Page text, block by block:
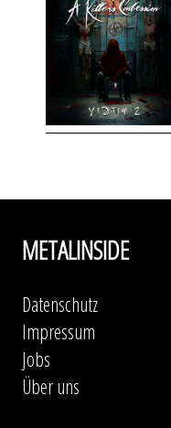
METALINSIDE
Datenschutz
Impressum
Jobs
Über uns